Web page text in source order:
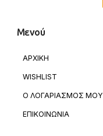
Μενού
ΑΡΧΙΚΗ
WISHLIST
Ο ΛΟΓΑΡΙΑΣΜΟΣ ΜΟΥ
ΕΠΙΚΟΙΝΩΝΙΑ